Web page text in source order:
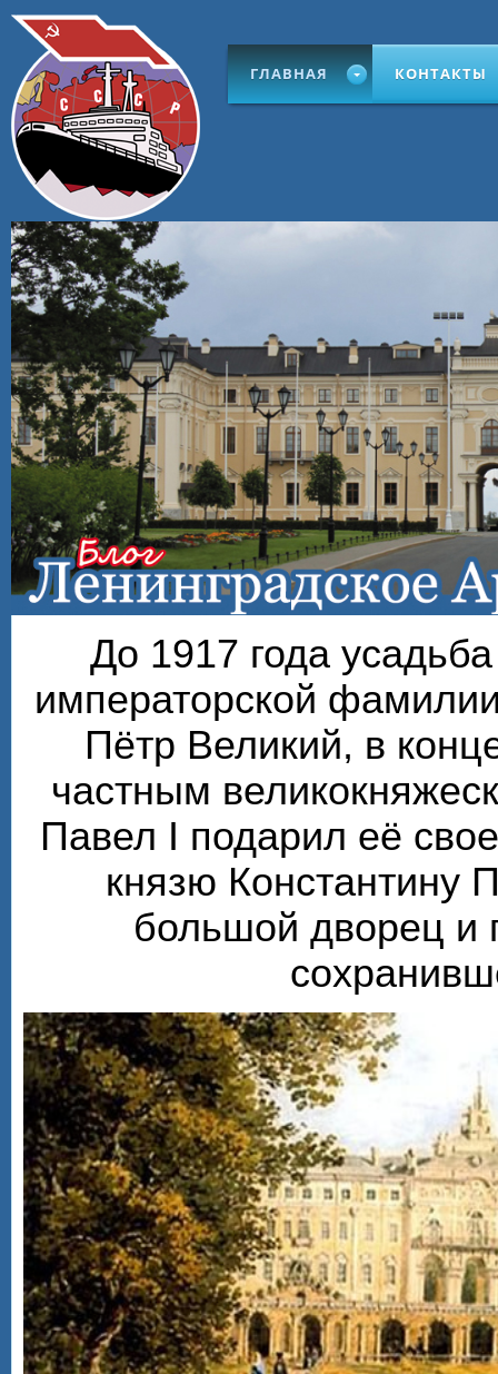
ГЛАВНАЯ КОНТАКТЫ
До 1917 года
императорской
Пётр Великий, в
частным
Павел I подарил её
князю Константину
большой дворец и